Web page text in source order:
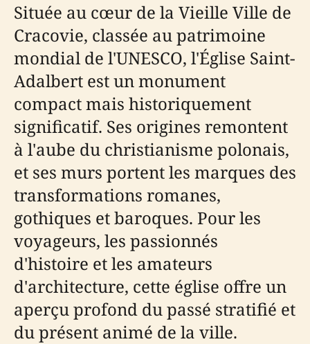
Située au cœur de la Vieille Ville de
Cracovie, classée au patrimoine
mondial de l'UNESCO, l'Église Saint-
Adalbert est un monument
compact mais historiquement
significatif. Ses origines remontent
à l'aube du christianisme polonais,
et ses murs portent les marques des
transformations romanes,
gothiques et baroques. Pour les
voyageurs, les passionnés
d'histoire et les amateurs
d'architecture, cette église offre un
aperçu profond du passé stratifié et
du présent animé de la ville.